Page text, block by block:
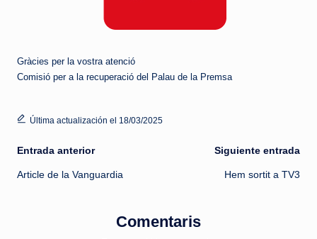
Gràcies per la vostra atenció
Comisió per a la recuperació del Palau de la Premsa
Última actualización el 18/03/2025
Navegación
de
Entrada anterior
Article de la Vanguardia
Siguiente entrada
Hem sortit a TV3
Comentaris